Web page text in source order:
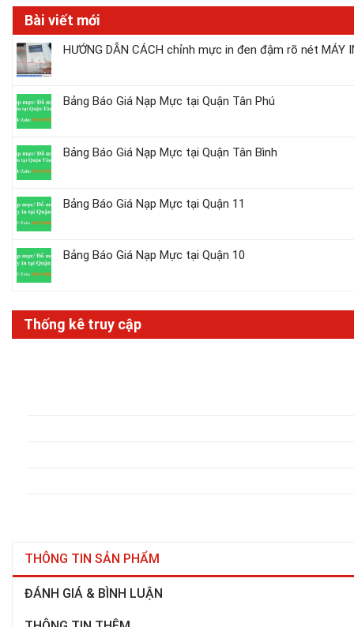
THÔNG TIN SẢN PHẨM
ĐÁNH GIÁ & BÌNH LUẬN
Bài viết mới
HƯỚNG DẪN CÁCH chỉnh mực in đen đậm rõ nét MÁY
Bảng Báo Giá Nạp Mực tại Quận Tân Phú
Bảng Báo Giá Nạp Mực tại Quận Tân Bình
Bảng Báo Giá Nạp Mực tại Quận 11
Bảng Báo Giá Nạp Mực tại Quận 10
Thống kê truy cập